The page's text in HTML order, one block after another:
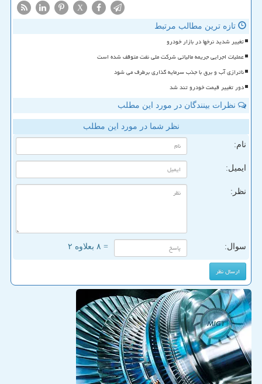
X
تازه ترین مطالب مرتبط
تغییر شدید نرخها در بازار خودرو
عملیات اجرایی جریمه مالیاتی شرکت ملی نفت متوقف شده است
ناترازی آب و برق با جذب سرمایه گذاری برطرف می شود
دور تغییر قیمت خودرو تند شد
نظرات بینندگان در مورد این مطلب
نظر شما در مورد این مطلب
نام:
ایمیل:
نظر:
سوال: = ۸ بعلاوه ۲